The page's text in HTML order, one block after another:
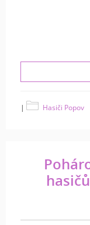
| Hasiči Popov